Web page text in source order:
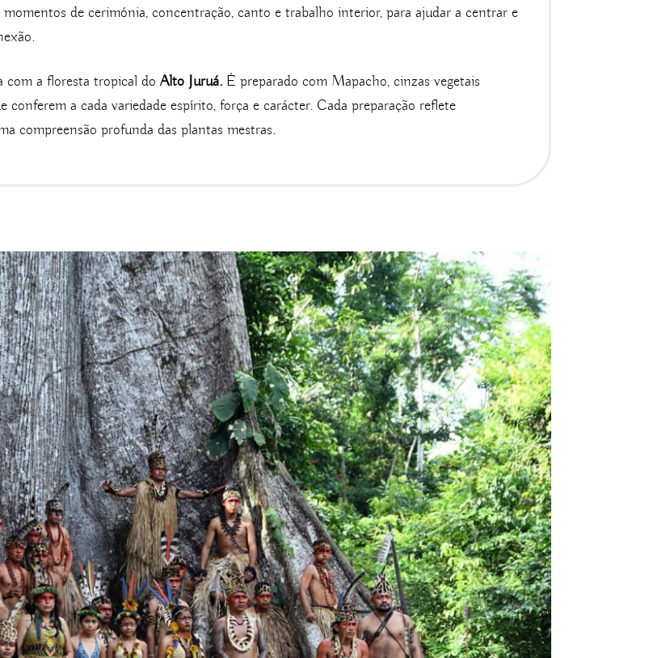
de cerimónia, concentração, canto e trabalho interior, para ajudar a centrar e
com a floresta tropical do Alto Juruá. É preparado com Mapacho, cinzas vegetais
conferem a cada variedade espírito, força e carácter. Cada preparação reflete
compreensão profunda das plantas mestras.